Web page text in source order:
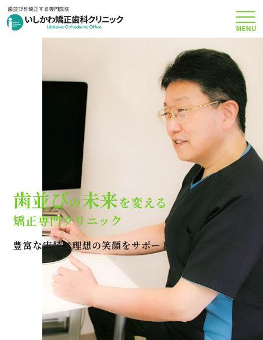
矯正治療について
当院のこだわり
費用について
クリニック案内
Q＆A
アクセス
MENU
歯並びの未来を変える
矯正専門クリニック
豊富な実績で理想の笑顔をサポートします